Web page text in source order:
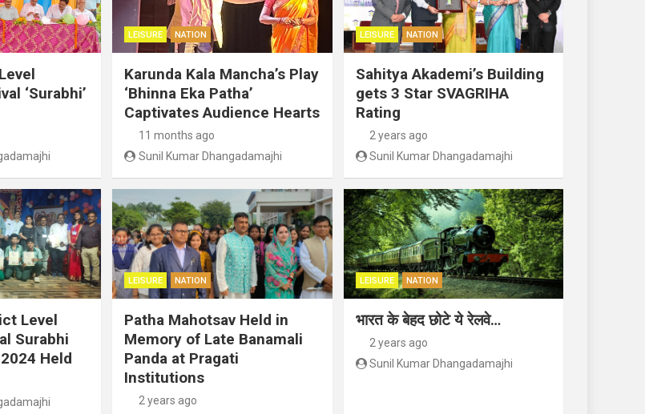
‘Surabhi’
LEISURE NATION
Karunda Kala Mancha’s Play
‘Bhinna Eka Patha’
Captivates Audience Hearts
11 months ago
Sunil Kumar Dhangadamajhi
LEISURE NATION
Sahitya Akademi’s Building
gets 3 Star SVAGRIHA
Rating
2 years ago
Sunil Kumar Dhangadamajhi
Level
Surabhi
Held
LEISURE NATION
Patha Mahotsav Held in
Memory of Late Banamali
Panda at Pragati
Institutions
2 years ago
LEISURE NATION
भारत के बेहद छोटे ये रेलवे…
2 years ago
Sunil Kumar Dhangadamajhi